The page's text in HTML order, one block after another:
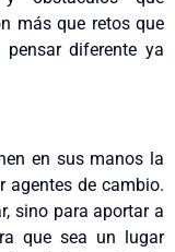
más que retos que
diferente ya
en sus manos la
agentes de cambio.
sino para aportar a
que sea un lugar